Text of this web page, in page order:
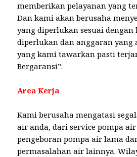
memberikan pelayanan yang
Dan kami akan berusaha
yang diperlukan sesuai dengan
diperlukan dan anggaran yang
yang kami tawarkan pasti
Bergaransi”.
Area Kerja
Kami berusaha mengatasi
air anda, dari service pompa
pengeboran pompa air lama
permasalahan air lainnya.